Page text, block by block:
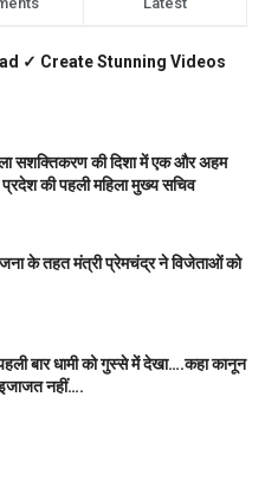
✓ Create Stunning Videos
सशक्तिकरण की दिशा में एक और अहम
प्रदेश की पहली महिला मुख्य सचिव
के तहत मंत्री प्रेमचंद्र ने विजेताओं को
बार धामी को गुस्से में देखा….कहा कानून
नहीं….